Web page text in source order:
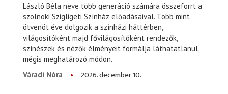
László Béla neve több generáció számára összeforrt a
szolnoki Szigligeti Színház előadásaival. Több mint
ötvenöt éve dolgozik a színházi háttérben,
világosítóként majd fővilágosítóként rendezők,
színészek és nézők élményeit formálja láthatatlanul,
mégis meghatározó módon.
Váradi Nóra
2026. december 10.